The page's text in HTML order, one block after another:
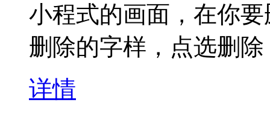
小程式的画面，在你
删除的字样，点选删
详情